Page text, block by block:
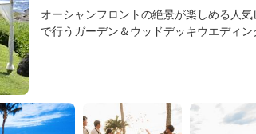
オーシャンフロントの絶景が楽しめる人気
で行うガーデン＆ウッドデッキウエディン